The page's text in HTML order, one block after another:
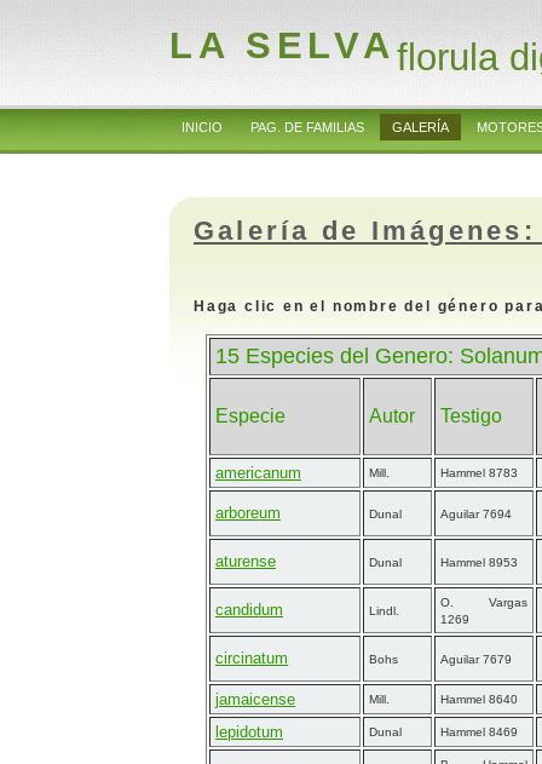
LA SELVAflorula
INICIO PAG. DE FAMILIAS GALERÍA
Galería de
Haga clic en el nombre del género
15 Especies del Genero:
Especie Autor Testigo
americanum Mill. Hammel 8783
arboreum Dunal Aguilar 7694
aturense Dunal Hammel 8953
candidum Lindl.
O. Vargas
1269
circinatum Bohs Aguilar 7679
jamaicense Mill. Hammel 8640
lepidotum Dunal Hammel 8469